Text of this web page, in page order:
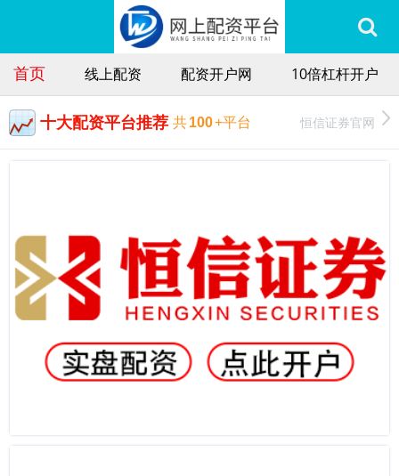
首页 线上配资 配资开户网 10倍杠杆开户
十大配资平台推荐 共100+平台 恒信证券官网